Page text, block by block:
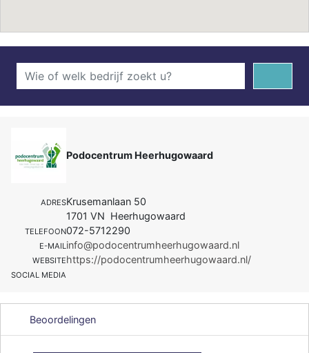
Podocentrum Heerhugowaard
ADRESKrusemanlaan 50
1701 VN Heerhugowaard
TELEFOON072-5712290
E-MAILinfo@podocentrumheerhugowaard.nl
WEBSITEhttps://podocentrumheerhugowaard.nl/
SOCIAL MEDIA
Beoordelingen